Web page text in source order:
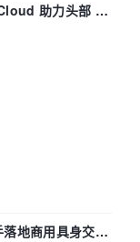
助力头部 AI
地商用具身交互